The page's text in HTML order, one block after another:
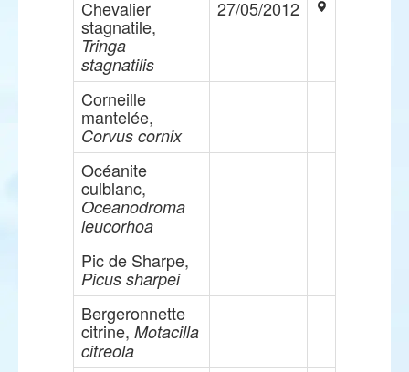
Chevalier
stagnatile,
Tringa
stagnatilis
27/05/2012
Corneille
mantelée,
Corvus cornix
Océanite
culblanc,
Oceanodroma
leucorhoa
Pic de Sharpe,
Picus sharpei
Bergeronnette
citrine, Motacilla
citreola